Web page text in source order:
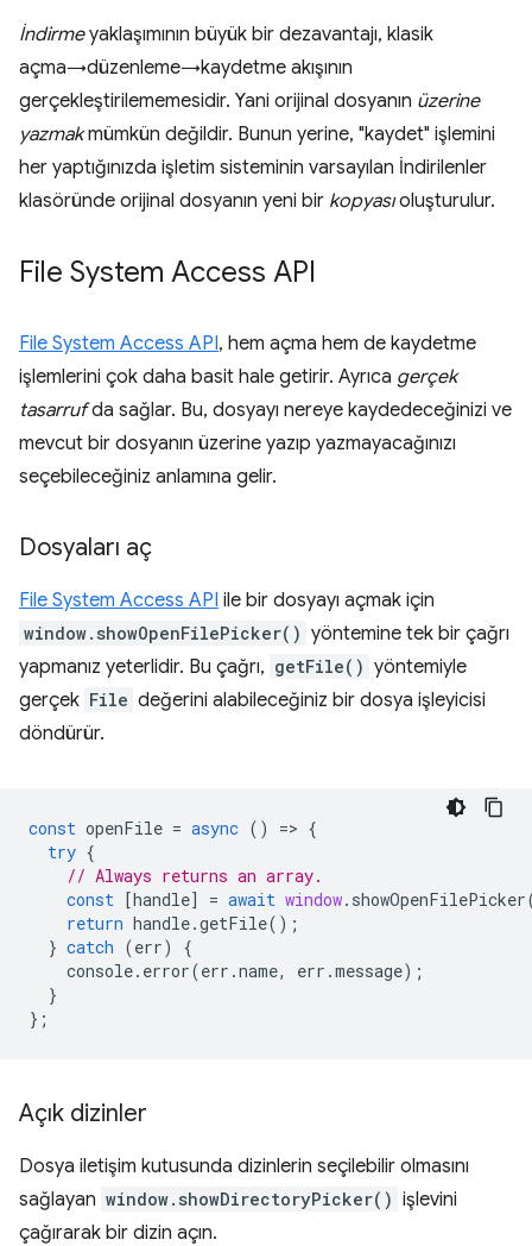
İndirmeyaklaşımının büyük bir dezavantajı, klasik
açma→düzenleme→kaydetme akışının
gerçekleştirilememesidir. Yani orijinal dosyanın üzerine
yazmakmümkün değildir. Bunun yerine, "kaydet" işlemini
her yaptığınızda işletim sisteminin varsayılan İndirilenler
klasöründe orijinal dosyanın yeni bir kopyasıoluşturulur.
File System Access API
File System Access API, hem açma hem de kaydetme
işlemlerini çok daha basit hale getirir. Ayrıca gerçek
tasarrufda sağlar. Bu, dosyayı nereye kaydedeceğinizi ve
mevcut bir dosyanın üzerine yazıp yazmayacağınızı
seçebileceğiniz anlamına gelir.
Dosyaları aç
File System Access API ile bir dosyayı açmak için
window.showOpenFilePicker() yöntemine tek bir çağrı
yapmanız yeterlidir. Bu çağrı, getFile() yöntemiyle
gerçek File değerini alabileceğiniz bir dosya işleyicisi
döndürür.
const openFile = async () => {
try {
// Always returns an array.
const [handle] = await window. showOpenFilePicker
return handle.getFile();
} catch (err)
{
console. error(err .name, err .message);
}
};
Açık dizinler
Dosya iletişim kutusunda dizinlerin seçilebilir olmasını
sağlayan window.showDirectoryPicker() işlevini
çağırarak bir dizin açın.